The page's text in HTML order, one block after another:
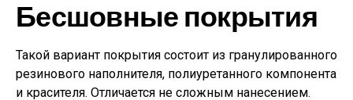
Бесшовные покрытия
Такой вариант покрытия состоит из гранулированного
резинового наполнителя, полиуретанного компонента
и красителя. Отличается не сложным нанесением.